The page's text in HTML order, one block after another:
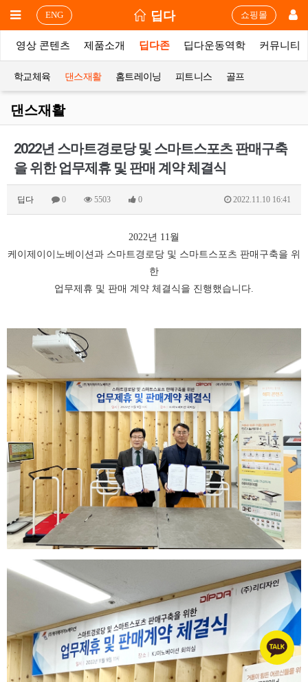
ENG 딥다 쇼핑몰
영상 콘텐츠 제품소개 딥다존 딥다운동역학 커뮤니티
학교체육 댄스재활 홈트레이닝 피트니스 골프
댄스재활
2022년 스마트경로당 및 스마트스포츠 판매구축
을 위한 업무제휴 및 판매 계약 체결식
딥다 0 5503 0 2022.11.10 16:41
2022년 11월
케이제이이노베이션과 스마트경로당 및 스마트스포츠 판매구축을 위
한
업무제휴 및 판매 계약 체결식을 진행했습니다.